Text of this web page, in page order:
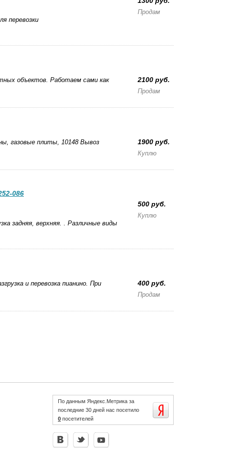
Продам
перевозки
2100 руб.
Продам
объектов. Работаем сами как
1900 руб.
Куплю
газовые плиты, 10148 Вывоз
500 руб.
Куплю
086
задняя, верхняя. . Различные виды
400 руб.
Продам
и пepeвoзкa пиaнинo. Пpи
По данным Яндекс.Метрика за
последние 30 дней нас посетило
0 посетителей